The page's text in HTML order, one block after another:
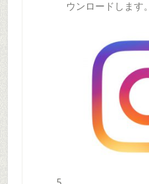
ウンロードします。